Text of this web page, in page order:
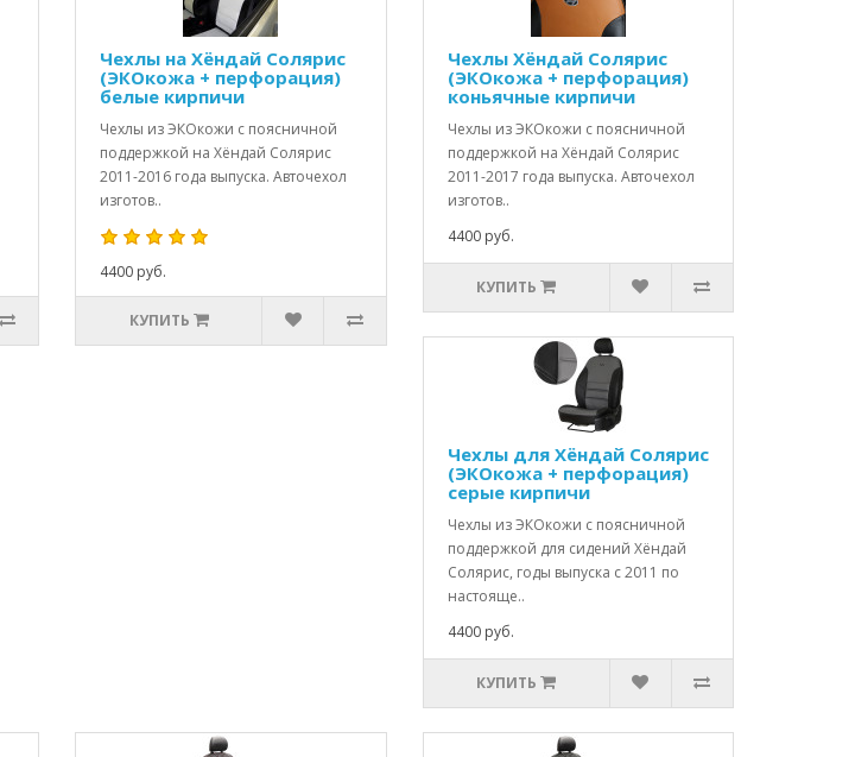
Чехлы на Хёндай Солярис
(ЭКОкожа + перфорация)
белые кирпичи
Чехлы из ЭКОкожи с поясничной
поддержкой на Хёндай Солярис
2011-2016 года выпуска. Авточехол
изготов..
4400 руб.
КУПИТЬ
Чехлы Хёндай Солярис
(ЭКОкожа + перфорация)
коньячные кирпичи
Чехлы из ЭКОкожи с поясничной
поддержкой на Хёндай Солярис
2011-2017 года выпуска. Авточехол
изготов..
4400 руб.
КУПИТЬ
Чехлы для Хёндай Солярис
(ЭКОкожа + перфорация)
серые кирпичи
Чехлы из ЭКОкожи с поясничной
поддержкой для сидений Хёндай
Солярис, годы выпуска с 2011 по
настояще..
4400 руб.
КУПИТЬ